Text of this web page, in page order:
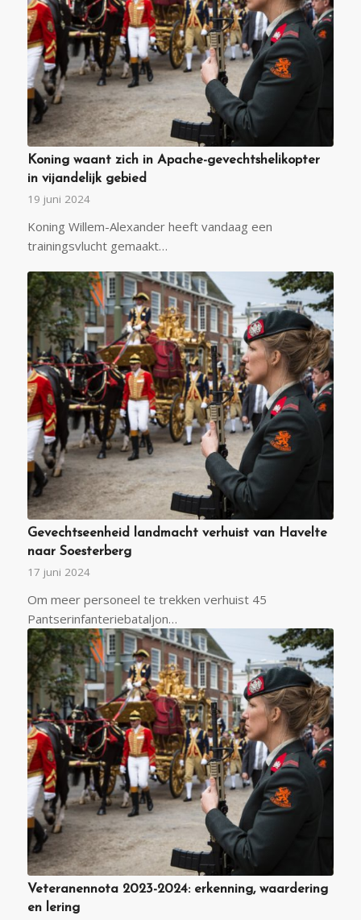
Koning waant zich in Apache-gevechtshelikopter
in vijandelijk gebied
19 juni 2024
Koning Willem-Alexander heeft vandaag een
trainingsvlucht gemaakt…
Gevechtseenheid landmacht verhuist van Havelte
naar Soesterberg
17 juni 2024
Om meer personeel te trekken verhuist 45
Pantserinfanteriebataljon…
Veteranennota 2023-2024: erkenning, waardering
en lering